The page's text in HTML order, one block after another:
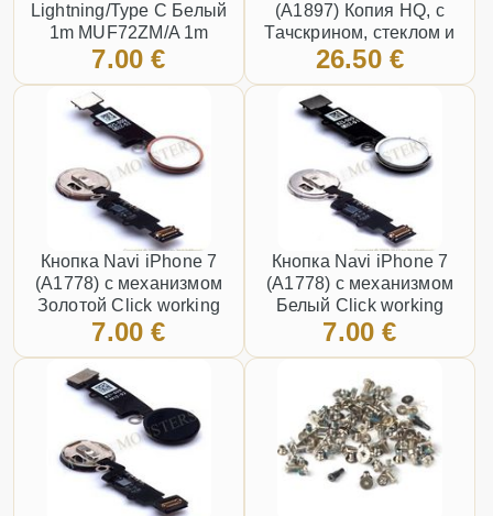
Lightning/Type C Белый
1m MUF72ZM/A 1m
MUF72ZM/A
7.00 €
(A1897) Копия HQ, с
Тачскрином, стеклом и
рамкой Белая
26.50 €
Кнопка Navi iPhone 7
(A1778) с механизмом
Золотой Click working
7.00 €
Кнопка Navi iPhone 7
(A1778) с механизмом
Белый Click working
7.00 €